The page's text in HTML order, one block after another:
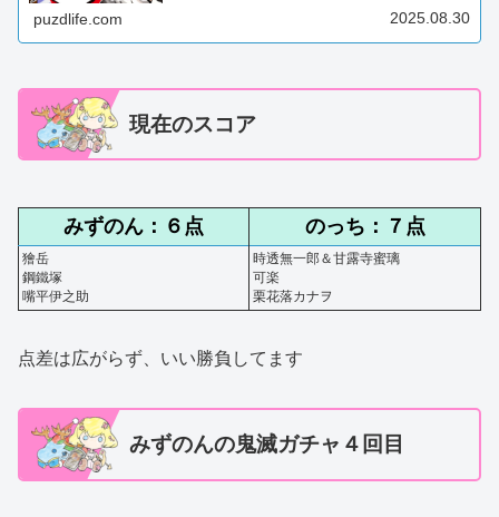
puzdlife.com 2025.08.30
現在のスコア
みずのん：６点 のっち：７点
獪岳
鋼鐵塚
嘴平伊之助
時透無一郎＆甘露寺蜜璃
可楽
栗花落カナヲ
点差は広がらず、いい勝負してます
みずのんの鬼滅ガチャ４回目